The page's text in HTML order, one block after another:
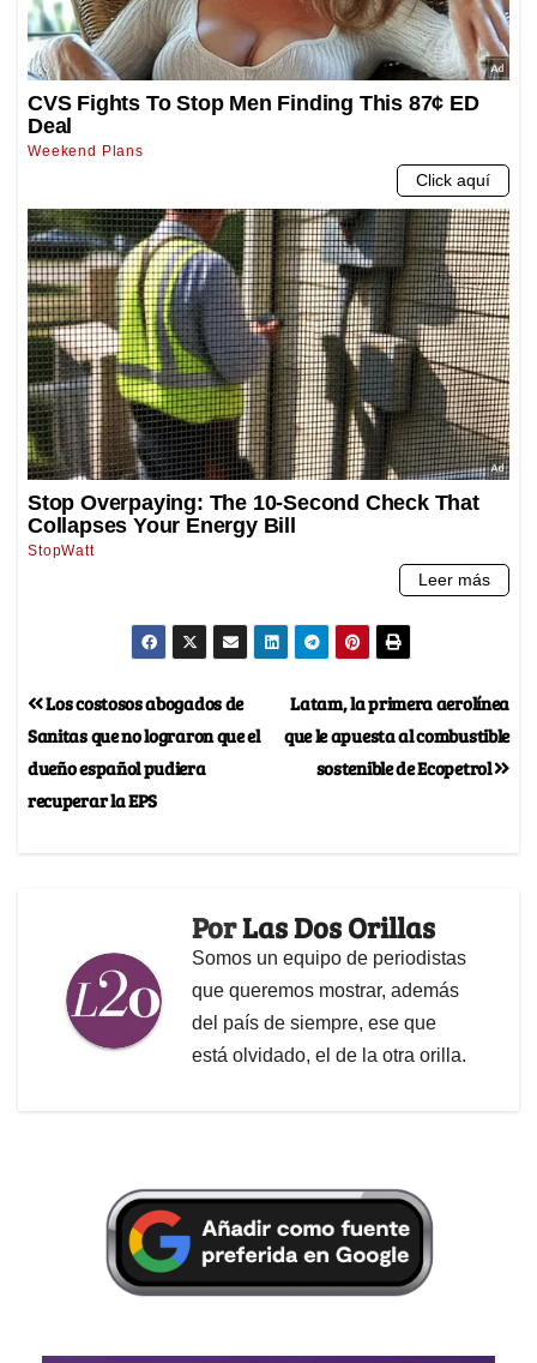
Latam, la primera aerolínea
que le apuesta al combustible
sostenible de Ecopetrol
Los costosos abogados de
Sanitas que no lograron que el
dueño español pudiera
recuperar la EPS
PorLas Dos Orillas
Somos un equipo de periodistas
que queremos mostrar, además
del país de siempre, ese que
está olvidado, el de la otra orilla.